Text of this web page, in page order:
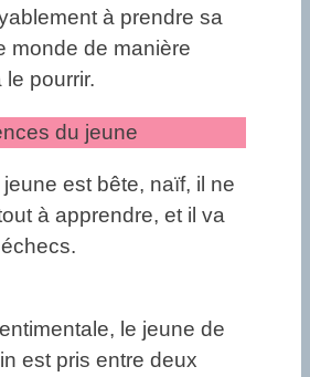
à prendre sa
monde de manière
le pourrir.
du jeune
est bête, naïf, il ne
à apprendre, et il va
le jeune de
est pris entre deux